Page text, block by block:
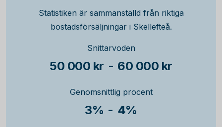
Statistiken är sammanställd från riktiga
bostadsförsäljningar i Skellefteå.
Snittarvoden
50 000 kr - 60 000 kr
Genomsnittlig procent
3% - 4%